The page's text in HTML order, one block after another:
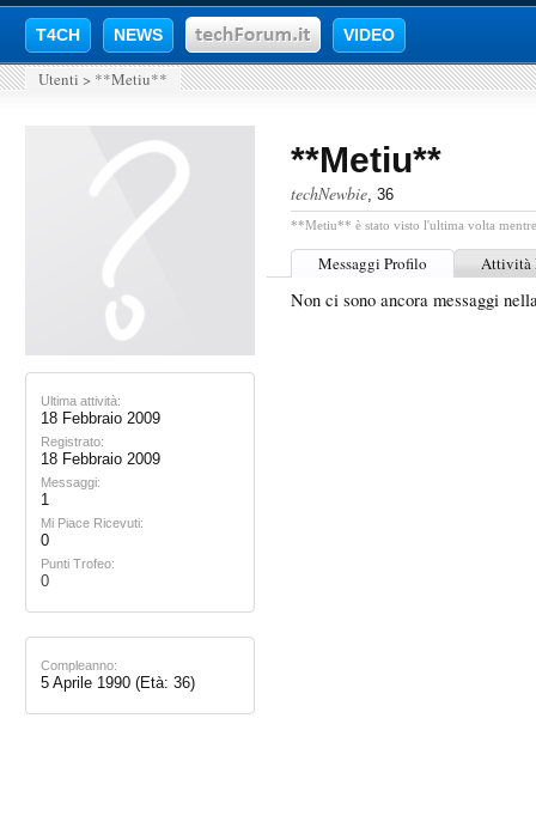
T4CH NEWS VIDEO
Utenti > **Metiu**
Ultima attività:
18 Febbraio 2009
Registrato:
18 Febbraio 2009
Messaggi:
1
Mi Piace Ricevuti:
0
Punti Trofeo:
0
Compleanno:
5 Aprile 1990 (Età: 36)
**Metiu**
techNewbie, 36
**Metiu** è stato visto l'ultima volta
Messaggi Profilo Attività
Non ci sono ancora messaggi